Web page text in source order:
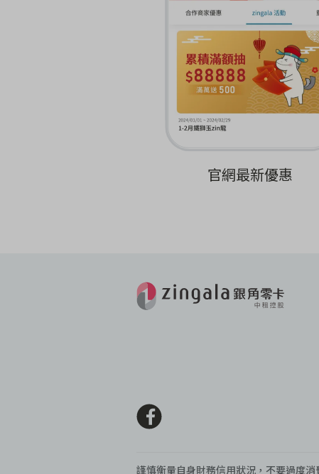
官網最新優惠
謹慎衡量自身財務信用狀況，不要過度消